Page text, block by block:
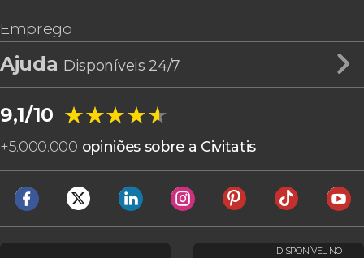
Emprego
Ajuda Disponíveis 24/7
9,1/10 ★★★★★
★★★★★
+5.000.000 opiniões sobre a Civitatis
DISPONÍVEL NO